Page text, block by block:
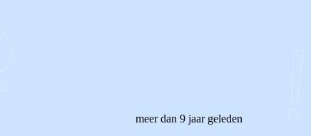
meer dan 9 jaar geleden